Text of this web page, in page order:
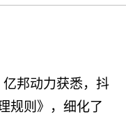
亿邦动力获悉，抖
规则》，细化了